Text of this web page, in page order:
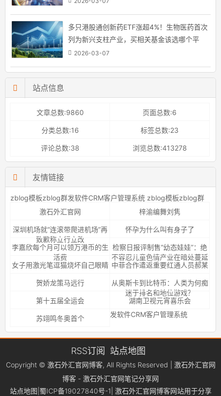
多只港股通创新药ETF涨超4%！生物医药首次
列为新兴支柱产业，买相关基金该选哪个平
台？2026-03-07
站点信息
文章总数:9860 页面总数:6
分类总数:16 标签总数:23
评论总数:38 浏览总数:413278
友情链接
zblog模板zblog群发软件CRM客户管理系统
激石外汇官网
梓渝编舞刘隽
深圳机场就“连滚带爬进机场”再
致歉称立行立改
怀孕为什么叫有身子了
李嘉欣每个月可以领万港币的生
活费
检察日报评制售“幼态娃娃”：绝
不容忍儿童色情产业在暗处蔓延
女子用激光笔逗猫烧坏自己眼睛 中菲合作遣返重要红通人员郝某
贺娇龙策马远行
从奥斯卡到比特币：人类为何痴
迷于排名和地位游戏？
第十五届全运会
湖南卫视元宵喜乐会
苏翊鸣冬奥首个
zblog模板zblog群
发软件CRM客户管理系统
RSS订阅 站点地图
Copyright © 激石外汇官网博客, All Rights Reserved | 激石外汇官网
博客 - 激石外汇官网笔记分享网
站点地图 蜀ICP备19027840号-1 | 激石外汇官网博客网站用于分享